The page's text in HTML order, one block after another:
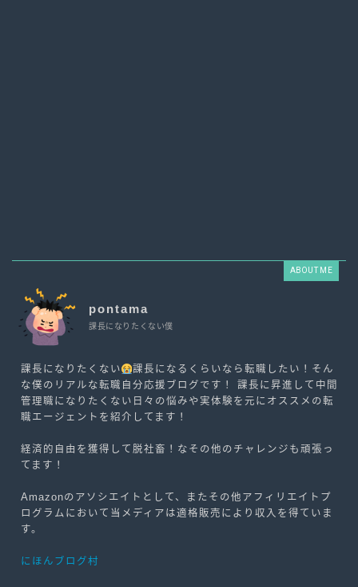
ABOUT ME
pontama
課長になりたくない僕
課長になりたくない
課長になるくらいなら転職したい！そん
な僕のリアルな転職自分応援ブログです！ 課長に昇進して中間
管理職になりたくない日々の悩みや実体験を元にオススメの転
職エージェントを紹介してます！
経済的自由を獲得して脱社畜！なその他のチャレンジも頑張っ
てます！
Amazonのアソシエイトとして、またその他アフィリエイトプ
ログラムにおいて当メディアは適格販売により収入を得ていま
す。
にほんブログ村